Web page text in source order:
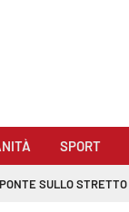
SPORT
PONTE SULLO STRETTO